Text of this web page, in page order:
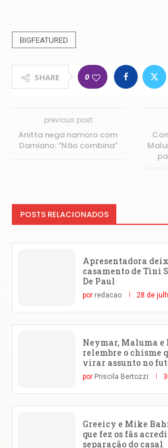
BIGFEATURED
SHARE 0
previous post
Anitta nega namoro com
Damiano: “Não combina”
POSTS RELACIONADOS
Apresentadora
casamento de Tini
De Paul
por redacao 28 de
Neymar, Maluma
relembre o chisme
virar assunto no
por Priscila Bertozzi
Greeicy e Mike
que fez os fãs
separação do casal